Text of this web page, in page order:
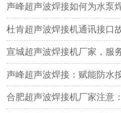
声峰超声波焊接如何为水泵
杜肯超声波焊接机通讯接口故障？
宣城超声波焊接机厂家，服务本地中小企业集
声峰超声波焊接：赋能防水
合肥超声波焊接机厂家注意：白色家电产